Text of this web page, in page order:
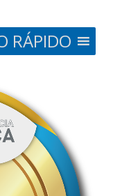
RÁPIDO